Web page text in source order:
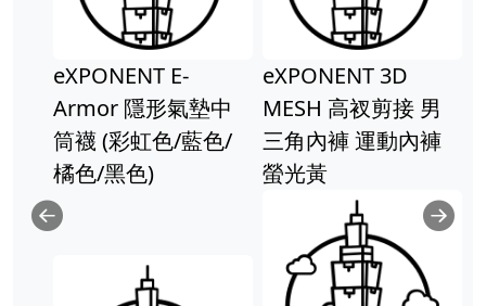
eXPONENT E-
Armor 隱形氣墊中
筒襪 (彩虹色/藍色/
橘色/黑色)
eXPONENT 3D
MESH 高衩剪接 男
三角內褲 運動內褲
螢光黃
Previous